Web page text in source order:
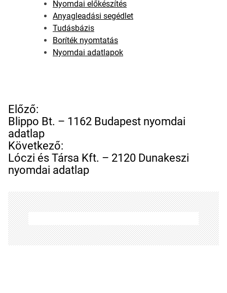
Nyomdai előkészítés
Anyagleadási segédlet
Tudásbázis
Boríték nyomtatás
Nyomdai adatlapok
B
e
j
e
g
y
z
é
s
n
a
v
Előző:
Blippo Bt. – 1162 Budapest nyomdai
adatlap
Következő:
Lóczi és Társa Kft. – 2120 Dunakeszi
nyomdai adatlap